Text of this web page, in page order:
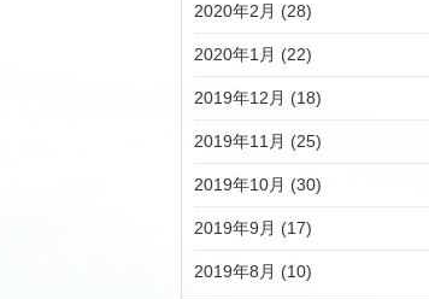
2020年2月 (28)
2020年1月 (22)
2019年12月 (18)
2019年11月 (25)
2019年10月 (30)
2019年9月 (17)
2019年8月 (10)